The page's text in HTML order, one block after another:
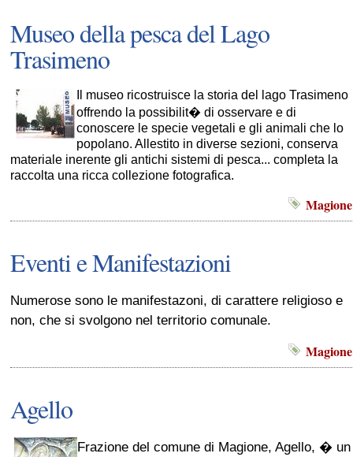
Museo della pesca del Lago
Trasimeno
Il museo ricostruisce la storia del lago Trasimeno
offrendo la possibilit� di osservare e di
conoscere le specie vegetali e gli animali che lo
popolano. Allestito in diverse sezioni, conserva
materiale inerente gli antichi sistemi di pesca... completa la
raccolta una ricca collezione fotografica.
Magione
Eventi e Manifestazioni
Numerose sono le manifestazoni, di carattere religioso e
non, che si svolgono nel territorio comunale.
Magione
Agello
Frazione del comune di Magione, Agello, � un